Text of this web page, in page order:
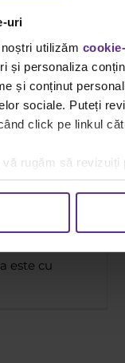
uri
utilizăm
și personaliza
și conținut
sociale. Puteți
click pe linkul
rugăm să
noi
Spații
este cu
Dosare
Viziunea